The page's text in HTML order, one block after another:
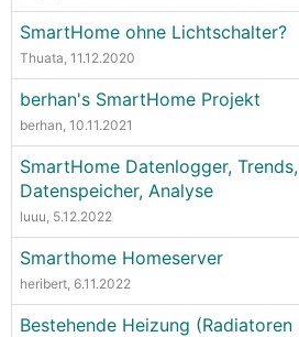
SmartHome ohne Lichtschalter?
Thuata, 11.12.2020
berhan's SmartHome Projekt
berhan, 10.11.2021
SmartHome Datenlogger, Trends,
Datenspeicher, Analyse
luuu, 5.12.2022
Smarthome Homeserver
heribert, 6.11.2022
Bestehende Heizung (Radiatoren